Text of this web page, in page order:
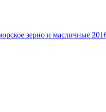
зерно и масличные